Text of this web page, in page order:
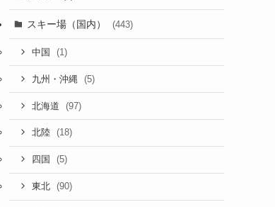
スキー場（国内） (443)
中国 (1)
九州・沖縄 (5)
北海道 (97)
北陸 (18)
四国 (5)
東北 (90)